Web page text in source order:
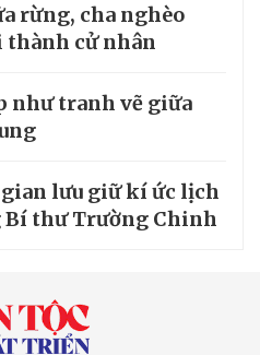
rừng, cha nghèo
thành cử nhân
như tranh vẽ giữa
lưu giữ kí ức lịch
Bí thư Trường Chinh